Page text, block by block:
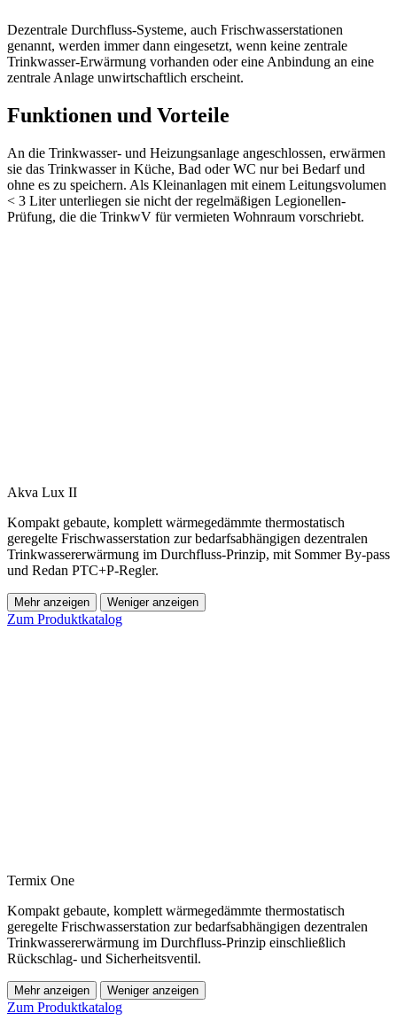
Dezentrale Durchfluss-Systeme, auch Frischwasserstationen
genannt, werden immer dann eingesetzt, wenn keine zentrale
Trinkwasser-Erwärmung vorhanden oder eine Anbindung an eine
zentrale Anlage unwirtschaftlich erscheint.
Funktionen und Vorteile
An die Trinkwasser- und Heizungsanlage angeschlossen, erwärmen
sie das Trinkwasser in Küche, Bad oder WC nur bei Bedarf und
ohne es zu speichern. Als Kleinanlagen mit einem Leitungsvolumen
< 3 Liter unterliegen sie nicht der regelmäßigen Legionellen-
Prüfung, die die TrinkwV für vermieten Wohnraum vorschriebt.
Akva Lux II
Kompakt gebaute, komplett wärmegedämmte thermostatisch
geregelte Frischwasserstation zur bedarfsabhängigen dezentralen
Trinkwassererwärmung im Durchfluss-Prinzip, mit Sommer By-pass
und Redan PTC+P-Regler.
Mehr anzeigen Weniger anzeigen
Zum Produktkatalog
Termix One
Kompakt gebaute, komplett wärmegedämmte thermostatisch
geregelte Frischwasserstation zur bedarfsabhängigen dezentralen
Trinkwassererwärmung im Durchfluss-Prinzip einschließlich
Rückschlag- und Sicherheitsventil.
Mehr anzeigen Weniger anzeigen
Zum Produktkatalog